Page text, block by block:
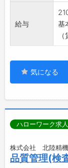
給与
基
気になる
ハローワーク求人
株式会社 北陸精
品質管理(検